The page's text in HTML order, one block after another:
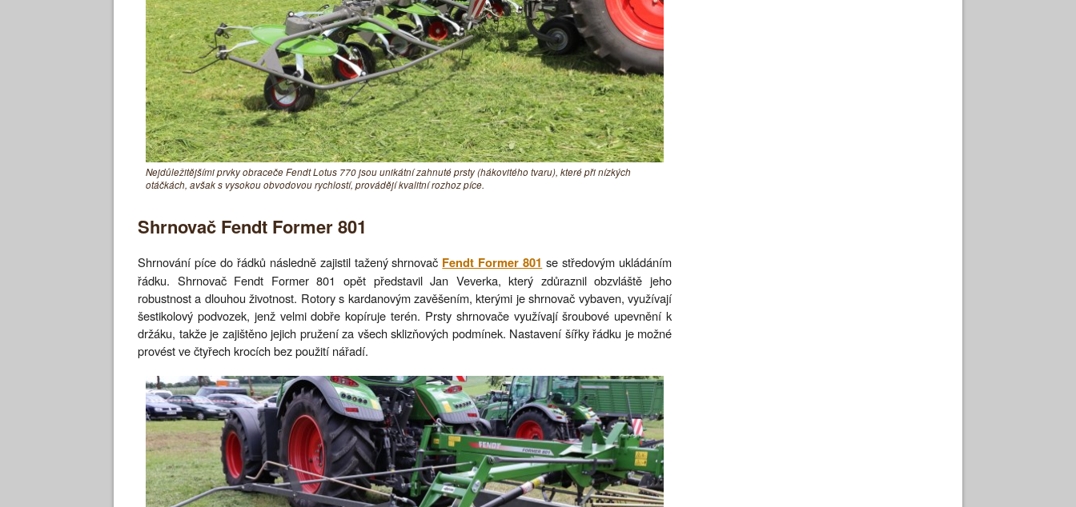
Nejdůležitějšími prvky obraceče Fendt Lotus 770 jsou unikátní zahnuté prsty (hákovitého tvaru), které při nízkých
otáčkách, avšak s vysokou obvodovou rychlostí, provádějí kvalitní rozhoz píce.
Shrnovač Fendt Former 801
Shrnování píce do řádků následně zajistil tažený shrnovač Fendt Former 801 se středovým ukládáním
řádku. Shrnovač Fendt Former 801 opět představil Jan Veverka, který zdůraznil obzvláště jeho
robustnost a dlouhou životnost. Rotory s kardanovým zavěšením, kterými je shrnovač vybaven, využívají
šestikolový podvozek, jenž velmi dobře kopíruje terén. Prsty shrnovače využívají šroubové upevnění k
držáku, takže je zajištěno jejich pružení za všech sklizňových podmínek. Nastavení šířky řádku je možné
provést ve čtyřech krocích bez použití nářadí.